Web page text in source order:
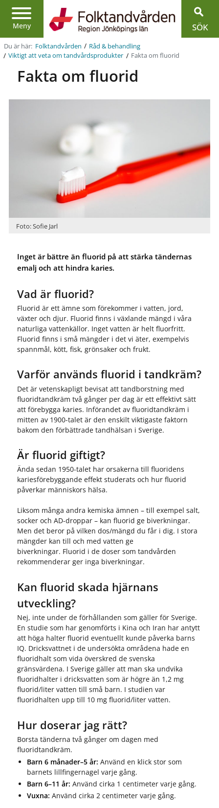
Meny
Region
Jönköpings
län
SÖK
Du är här: Folktandvården / Råd & behandling
/ Viktigt att veta om tandvårdsprodukter / Fakta om fluorid
Fakta om fluorid
Foto: Sofie Jarl
Inget är bättre än fluorid på att stärka tändernas
emalj och att hindra karies.
Vad är fluorid?
Fluorid är ett ämne som förekommer i vatten, jord,
växter och djur. Fluorid finns i växlande mängd i våra
naturliga vattenkällor. Inget vatten är helt fluorfritt.
Fluorid finns i små mängder i det vi äter, exempelvis
spannmål, kött, fisk, grönsaker och frukt.
Varför används fluorid i tandkräm?
Det är vetenskapligt bevisat att tandborstning med
fluoridtandkräm två gånger per dag är ett effektivt sätt
att förebygga karies. Införandet av fluoridtandkräm i
mitten av 1900-talet är den enskilt viktigaste faktorn
bakom den förbättrade tandhälsan i Sverige.
Är fluorid giftigt?
Ända sedan 1950-talet har orsakerna till fluoridens
kariesförebyggande effekt studerats och hur fluorid
påverkar människors hälsa.
Liksom många andra kemiska ämnen – till exempel salt,
socker och AD-droppar – kan fluorid ge biverkningar.
Men det beror på vilken dos/mängd du får i dig. I stora
mängder kan till och med vatten ge
biverkningar. Fluorid i de doser som tandvården
rekommenderar ger inga biverkningar.
Kan fluorid skada hjärnans
utveckling?
Nej, inte under de förhållanden som gäller för Sverige.
En studie som har genomförts i Kina och Iran har antytt
att höga halter fluorid eventuellt kunde påverka barns
IQ. Dricksvattnet i de undersökta områdena hade en
fluoridhalt som vida överskred de svenska
gränsvärdena. I Sverige gäller att man ska undvika
fluoridhalter i dricksvatten som är högre än 1,2 mg
fluorid/liter vatten till små barn. I studien var
fluoridhalten upp till 10 mg fluorid/liter vatten.
Hur doserar jag rätt?
Borsta tänderna två gånger om dagen med
fluoridtandkräm.
Barn 6 månader–5 år: Använd en klick stor som
barnets lillfingernagel varje gång.
Barn 6–11 år: Använd cirka 1 centimeter varje gång.
Vuxna: Använd cirka 2 centimeter varje gång.